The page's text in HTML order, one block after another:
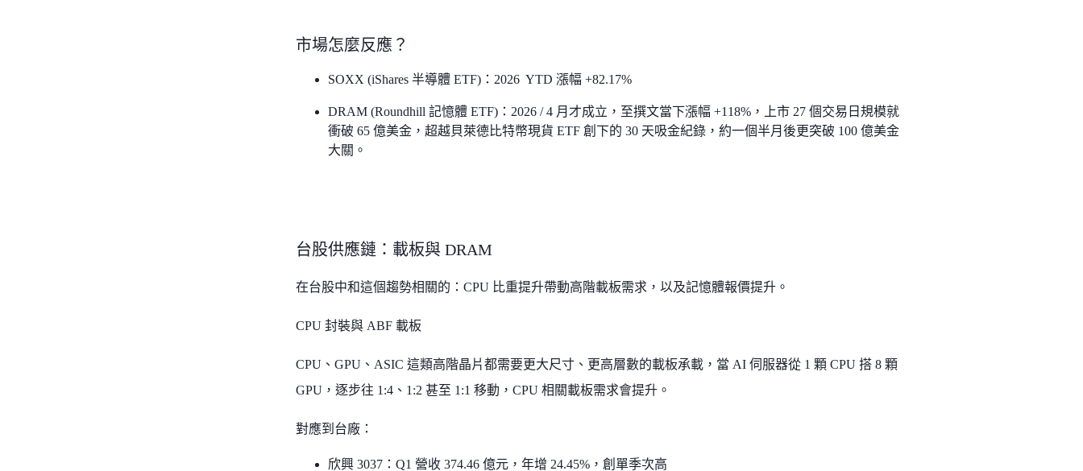
市場怎麼反應？
SOXX (iShares 半導體 ETF)：2026 YTD 漲幅 +82.17%
DRAM (Roundhill 記憶體 ETF)：2026 / 4 月才成立，至撰文當下漲幅 +118%，上市 27 個交易日規模就
衝破 65 億美金，超越貝萊德比特幣現貨 ETF 創下的 30 天吸金紀錄，約一個半月後更突破 100 億美金
大關。
台股供應鏈：載板與 DRAM
在台股中和這個趨勢相關的：CPU 比重提升帶動高階載板需求，以及記憶體報價提升。
CPU 封裝與 ABF 載板
CPU、GPU、ASIC 這類高階晶片都需要更大尺寸、更高層數的載板承載，當 AI 伺服器從 1 顆 CPU 搭 8 顆
GPU，逐步往 1:4、1:2 甚至 1:1 移動，CPU 相關載板需求會提升。
對應到台廠：
欣興 3037：Q1 營收 374.46 億元，年增 24.45%，創單季次高